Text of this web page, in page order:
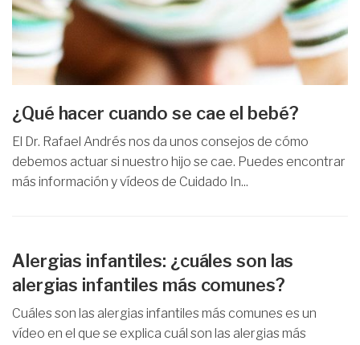
¿Qué hacer cuando se cae el bebé?
El Dr. Rafael Andrés nos da unos consejos de cómo
debemos actuar si nuestro hijo se cae. Puedes encontrar
más información y vídeos de Cuidado In...
Alergias infantiles: ¿cuáles son las
alergias infantiles más comunes?
Cuáles son las alergias infantiles más comunes es un
vídeo en el que se explica cuál son las alergias más